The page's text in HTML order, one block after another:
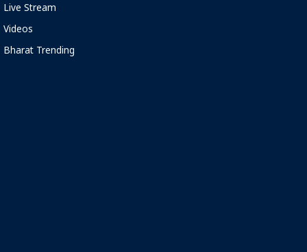
Live Stream
Videos
Bharat Trending